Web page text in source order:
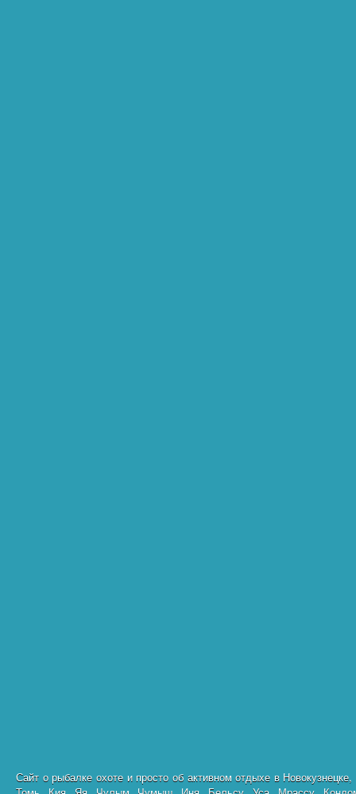
Сайт о рыбалке охоте и просто об активном отдыхе в